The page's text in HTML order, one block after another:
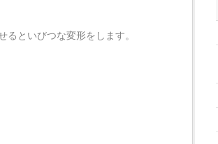
といびつな変形をします。